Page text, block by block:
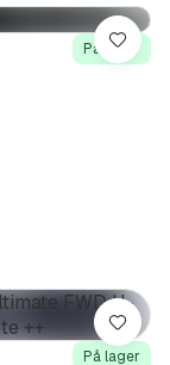
På lager
Lagre
På lager
Lagre